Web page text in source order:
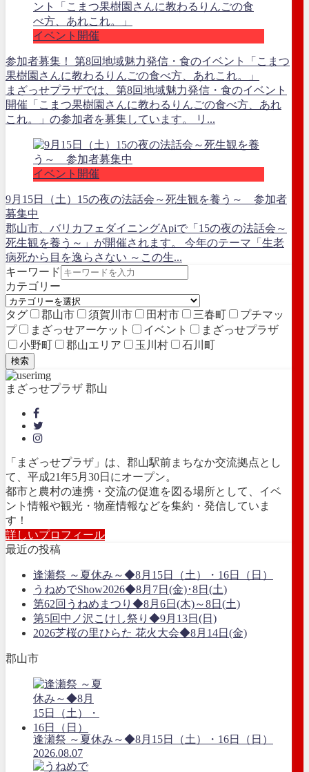
イベント開催
参加者募集！ 第8回地域魅力発信・食のイベント「こまつ
果樹園さんに教わるりんごの食べ方、あれこれ。」
まざっせプラザでは、第8回地域魅力発信・食のイベント
開催「こまつ果樹園さんに教わるりんごの食べ方、あれ
これ。」の参加者を募集しています。 リ...
イベント開催
9月15日（土）15の夜の法話会～死生観を養う～ 参加者
募集中
郡山市、バリカフェダイニングApiで「15の夜の法話会～
死生観を養う～」が開催されます。 今年のテーマ「生老
病死から目を逸らさない ～この生...
キーワード
カテゴリー
タグ 郡山市 須賀川市 田村市 三春町
プチマッ
プ
まざっせアーケット イベント
まざっせプラザ
小野町
郡山エリア 玉川村 石川町
検索
まざっせプラザ 郡山
「まざっせプラザ」は、郡山駅前まちなか交流拠点とし
て、平成21年5月30日にオープン。
都市と農村の連携・交流の促進を図る場所として、イベ
ント情報や観光・物産情報などを集約・発信していま
す！
詳しいプロフィール
最近の投稿
逢瀬祭 ～夏休み～◆8月15日（土）・16日（日）
うねめでShow2026◆8月7日(金)･8日(土)
第62回うねめまつり◆8月6日(木)～8日(土)
第5回中ノ沢こけし祭り◆9月13日(日)
2026芝桜の里ひらた 花火大会◆8月14日(金)
郡山市
逢瀬祭 ～夏休み～◆8月15日（土）・16日（日）
2026.08.07